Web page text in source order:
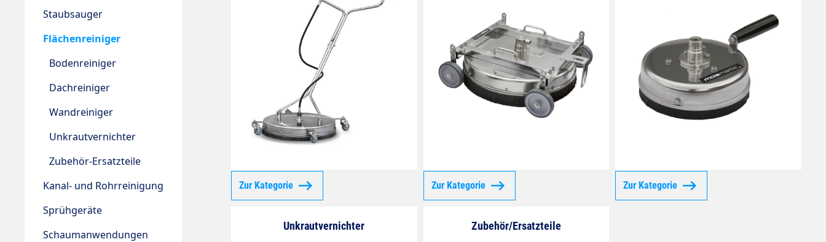
Staubsauger
Flächenreiniger
Bodenreiniger
Dachreiniger
Wandreiniger
Unkrautvernichter
Zubehör-Ersatzteile
Kanal- und Rohrreinigung
Sprühgeräte
Schaumanwendungen
Zur Kategorie Zur Kategorie Zur Kategorie
Unkrautvernichter Zubehör/Ersatzteile